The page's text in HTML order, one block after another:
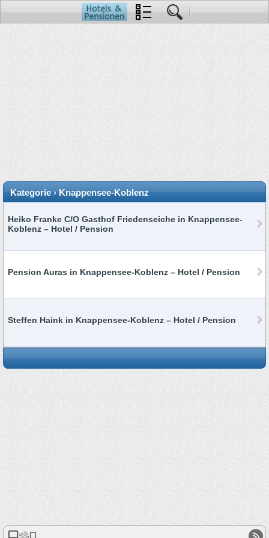
Kategorie › Knappensee-Koblenz
Heiko Franke C/O Gasthof Friedenseiche in Knappensee-
Koblenz – Hotel / Pension
Pension Auras in Knappensee-Koblenz – Hotel / Pension
Steffen Haink in Knappensee-Koblenz – Hotel / Pension